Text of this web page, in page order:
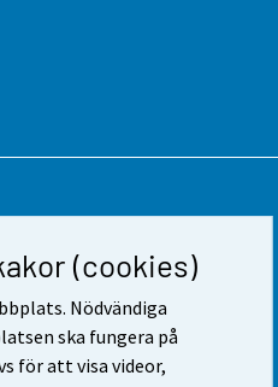
(cookies)
Nödvändiga
ska fungera på
för att visa videor,